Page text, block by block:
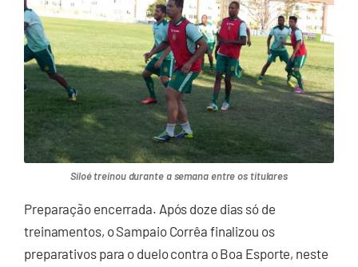
Siloé treinou durante a semana entre os titulares
Preparação encerrada. Após doze dias só de
treinamentos, o Sampaio Corrêa finalizou os
preparativos para o duelo contra o Boa Esporte, neste